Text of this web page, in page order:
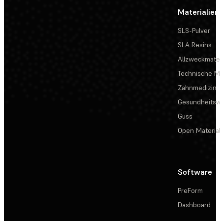
Materialien
SLS-Pulver
SLA Resins
Technische
Zahnmedizin
Guss
Open
Software
PreForm
Dashboard